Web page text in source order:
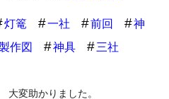
灯篭 一社 前回
神
作図 神具 三社
大変助かりました。